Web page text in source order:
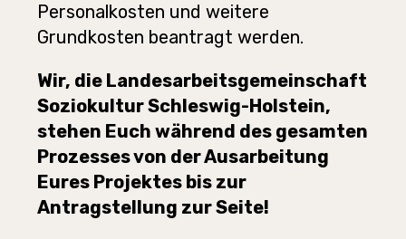
Personalkosten und weitere
Grundkosten beantragt werden.
Wir, die Landesarbeitsgemeinschaft
Soziokultur Schleswig-Holstein,
stehen Euch während des gesamten
Prozesses von der Ausarbeitung
Eures Projektes bis zur
Antragstellung zur Seite!